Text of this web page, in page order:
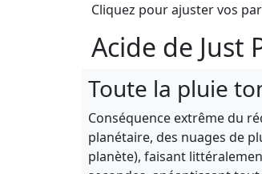
Cliquez pour ajuster vos
Acide de Just
Toute la pluie
Conséquence extrême du
planétaire, des nuages de
planète), faisant